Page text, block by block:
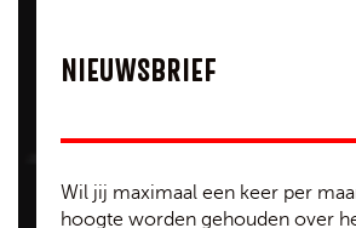
NIEUWSBRIEF
Wil jij maximaal een keer per
hoogte worden gehouden over